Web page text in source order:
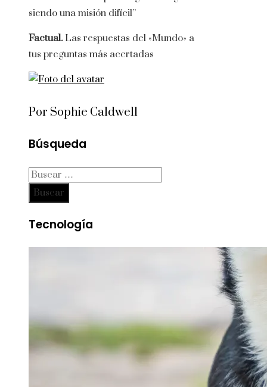
siendo una misión difícil”
Factual.Las respuestas del «Mundo» a
tus preguntas más acertadas
Por Sophie Caldwell
Búsqueda
Buscar:
Tecnología